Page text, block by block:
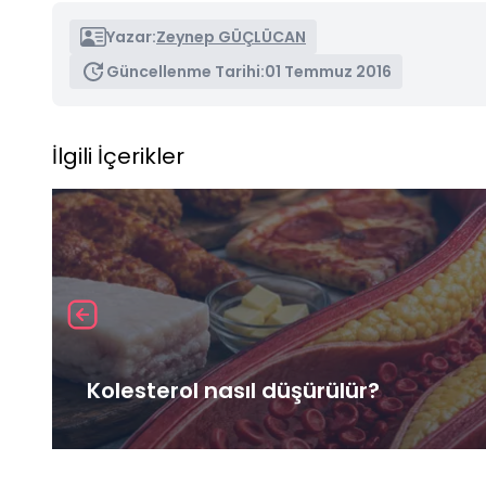
Yazar:Zeynep GÜÇLÜCAN
Güncellenme Tarihi:01 Temmuz 2016
İlgili İçerikler
Kolesterol nasıl düşürülür?